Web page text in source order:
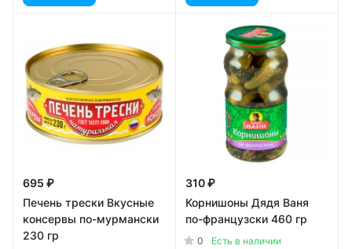
695 ₽
Печень трески Вкусные
консервы по-мурмански
230 гр
310 ₽
Корнишоны Дядя Ваня
по-французски 460 гр
0
Есть в наличии